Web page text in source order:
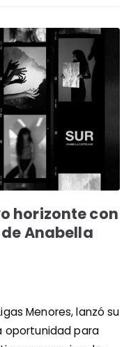
horizonte con
Anabella
Menores, lanzó su
oportunidad para